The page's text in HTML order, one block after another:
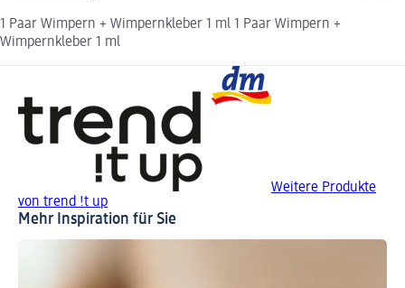
1 Paar Wimpern + Wimpernkleber 1 ml 1 Paar Wimpern +
Wimpernkleber 1 ml
Weitere Produkte
von trend !t up
Mehr Inspiration für Sie